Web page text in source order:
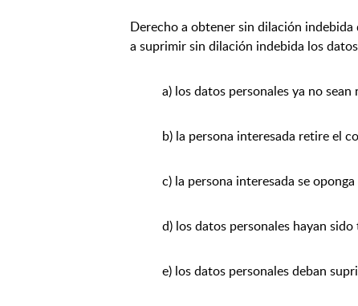
Derecho a obtener sin dilación
a suprimir sin dilación indebida los
a) los datos personales ya no
b) la persona interesada retire el
c) la persona interesada se
d) los datos personales hayan
e) los datos personales deban